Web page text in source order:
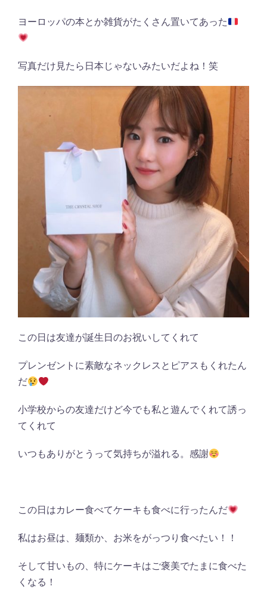
ヨーロッパの本とか雑貨がたくさん置いてあった
写真だけ見たら日本じゃないみたいだよね！笑
この日は友達が誕生日のお祝いしてくれて
プレンゼントに素敵なネックレスとピアスもくれたん
だ
小学校からの友達だけど今でも私と遊んでくれて誘っ
てくれて
いつもありがとうって気持ちが溢れる。感謝
この日はカレー食べてケーキも食べに行ったんだ
私はお昼は、麺類か、お米をがっつり食べたい！！
そして甘いもの、特にケーキはご褒美でたまに食べた
くなる！